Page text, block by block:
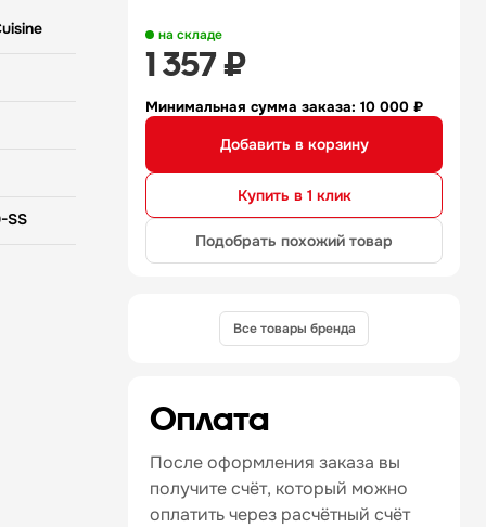
SS
на складе
1 357 ₽
Минимальная сумма заказа: 10 000 ₽
Добавить в корзину
Купить в 1 клик
Подобрать похожий товар
Все товары бренда
Оплата
После оформления заказа вы
получите счёт, который можно
оплатить через расчётный счёт